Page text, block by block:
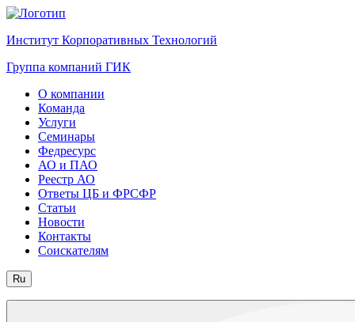
Институт Корпоративных Технологий
Группа компаний ГИК
О компании
Команда
Услуги
Семинары
Федресурс
АО и ПАО
Реестр АО
Ответы ЦБ и ФРСФР
Статьи
Новости
Контакты
Соискателям
Ru